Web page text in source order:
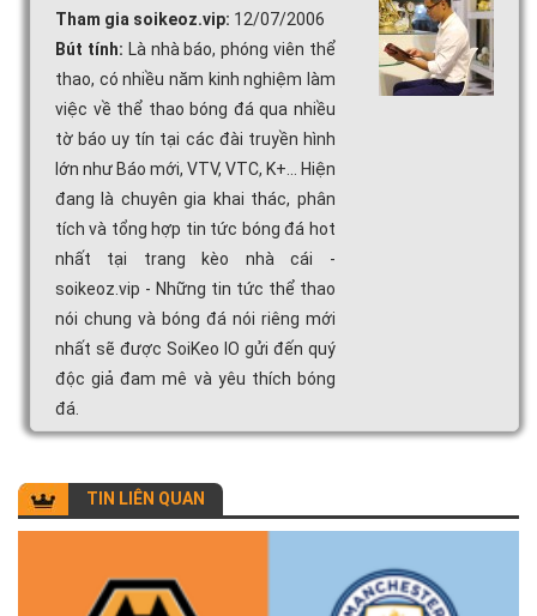
Tham gia soikeoz.vip: 12/07/2006
Bút tính: Là nhà báo, phóng viên thể
thao, có nhiều năm kinh nghiệm làm
việc về thể thao bóng đá qua nhiều
tờ báo uy tín tại các đài truyền hình
lớn như Báo mới, VTV, VTC, K+... Hiện
đang là chuyên gia khai thác, phân
tích và tổng hợp tin tức bóng đá hot
nhất tại trang kèo nhà cái -
soikeoz.vip - Những tin tức thể thao
nói chung và bóng đá nói riêng mới
nhất sẽ được SoiKeo IO gửi đến quý
độc giả đam mê và yêu thích bóng
đá.
TIN LIÊN QUAN